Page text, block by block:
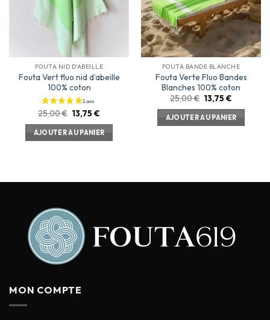
FOUTA NID D'ABEILLE
Fouta Vert fluo nid d’abeille
100% coton
25,00€ 13,75€
AJOUTER AU PANIER
FOUTA BANDE BLANCHE
Fouta Verte Fluo Bandes
Blanches 100% coton
25,00€ 13,75€
AJOUTER AU PANIER
MON COMPTE